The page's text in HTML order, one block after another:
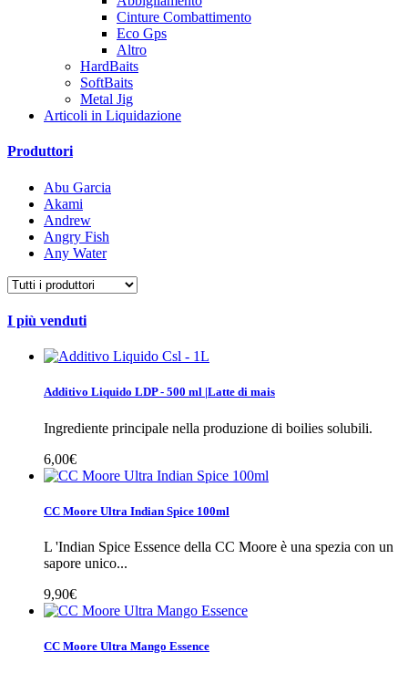
Cinture Combattimento
Eco Gps
Altro
HardBaits
SoftBaits
Metal Jig
Articoli in Liquidazione
Produttori
Abu Garcia
Akami
Andrew
Angry Fish
Any Water
I più venduti
Additivo Liquido LDP - 500 ml |Latte di mais
Ingrediente principale nella produzione di boilies solubili.
6,00€
CC Moore Ultra Indian Spice 100ml
L 'Indian Spice Essence della CC Moore è una spezia con un
sapore unico...
9,90€
CC Moore Ultra Mango Essence